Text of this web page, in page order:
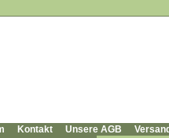
Kontakt Unsere AGB